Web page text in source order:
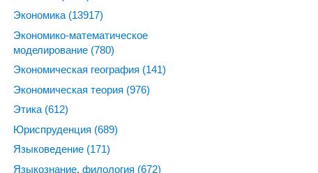
Экономика (13917)
Экономико-математическое
моделирование (780)
Экономическая география (141)
Экономическая теория (976)
Этика (612)
Юриспруденция (689)
Языковедение (171)
Языкознание, филология (672)